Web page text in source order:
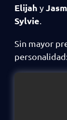
Elijah y
Sylvie
Sin mayor